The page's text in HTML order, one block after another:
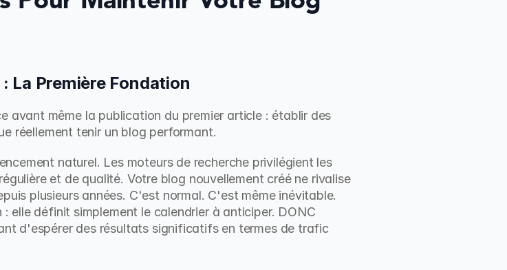
La Première Fondation
avant même la publication du premier article : établir des
réellement tenir un blog performant.
naturel. Les moteurs de recherche privilégient les
et de qualité. Votre blog nouvellement créé ne rivalise
plusieurs années. C'est normal. C'est même inévitable.
elle définit simplement le calendrier à anticiper. DONC
d'espérer des résultats significatifs en termes de trafic